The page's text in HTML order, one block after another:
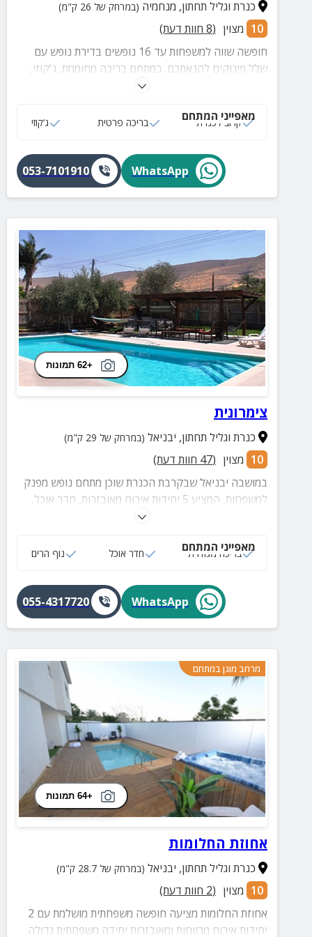
כנרת וגליל תחתון, מנחמיה (במרחק של 26 ק"מ)
10 מצוין (
8 חוות דעת)
חופשה שווה למשפחות עד 16 נופשים בדירת נופש עם
שלל פינוקים להנאתכם. במתחם בריכה מחוממת, ג'קוזי,
מאפייני המתחם
קרוב לכנרת בריכה פרטית ג‘קוזי
WhatsApp
053-7101910
+62 תמונות
צימרונית
כנרת וגליל תחתון, יבניאל (במרחק של 29 ק"מ)
10 מצוין (
47 חוות דעת)
במושבה יבניאל שבקרבת הכנרת שוכן מתחם נופש מפנק
למשפחות, המציע 5 יחידות אירוח מאובזרות, חדר אוכל,
מטבח משותף ובריכה מרעננת במתחם החצר.
מאפייני המתחם
בריכה מגודרת חדר אוכל נוף הרים
WhatsApp
055-4317720
מרחב מוגן במתחם
+64 תמונות
אחוזת החלומות
כנרת וגליל תחתון, יבניאל (במרחק של 28.7 ק"מ)
10 מצוין (
2 חוות דעת)
אחוזת החלומות מציעה חופשה משפחתית מושלמת עם 2
יחידות אירוח מרווחות ומאובזרות יחידה משפחתית גדולה